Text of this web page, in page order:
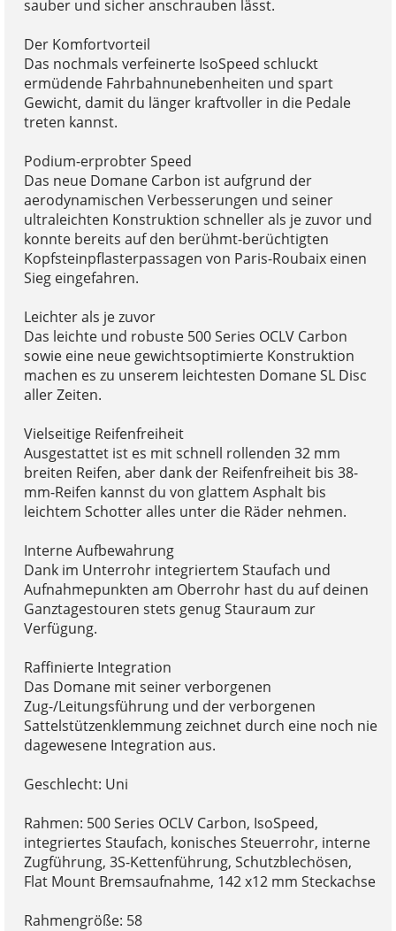
sauber und sicher anschrauben lässt.
Der Komfortvorteil
Das nochmals verfeinerte IsoSpeed schluckt
ermüdende Fahrbahnunebenheiten und spart
Gewicht, damit du länger kraftvoller in die Pedale
treten kannst.
Podium-erprobter Speed
Das neue Domane Carbon ist aufgrund der
aerodynamischen Verbesserungen und seiner
ultraleichten Konstruktion schneller als je zuvor und
konnte bereits auf den berühmt-berüchtigten
Kopfsteinpflasterpassagen von Paris-Roubaix einen
Sieg eingefahren.
Leichter als je zuvor
Das leichte und robuste 500 Series OCLV Carbon
sowie eine neue gewichtsoptimierte Konstruktion
machen es zu unserem leichtesten Domane SL Disc
aller Zeiten.
Vielseitige Reifenfreiheit
Ausgestattet ist es mit schnell rollenden 32 mm
breiten Reifen, aber dank der Reifenfreiheit bis 38-
mm-Reifen kannst du von glattem Asphalt bis
leichtem Schotter alles unter die Räder nehmen.
Interne Aufbewahrung
Dank im Unterrohr integriertem Staufach und
Aufnahmepunkten am Oberrohr hast du auf deinen
Ganztagestouren stets genug Stauraum zur
Verfügung.
Raffinierte Integration
Das Domane mit seiner verborgenen
Zug-/Leitungsführung und der verborgenen
Sattelstützenklemmung zeichnet durch eine noch nie
dagewesene Integration aus.
Geschlecht: Uni
Rahmen: 500 Series OCLV Carbon, IsoSpeed,
integriertes Staufach, konisches Steuerrohr, interne
Zugführung, 3S-Kettenführung, Schutzblechösen,
Flat Mount Bremsaufnahme, 142 x12 mm Steckachse
Rahmengröße: 58